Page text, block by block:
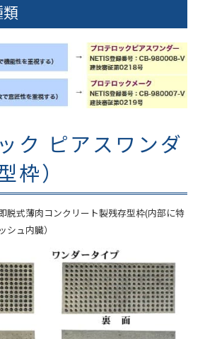
ク ピアスワンダ
枠）
脱式薄肉コンクリート製残存型枠(内部に特
ュ内臓）